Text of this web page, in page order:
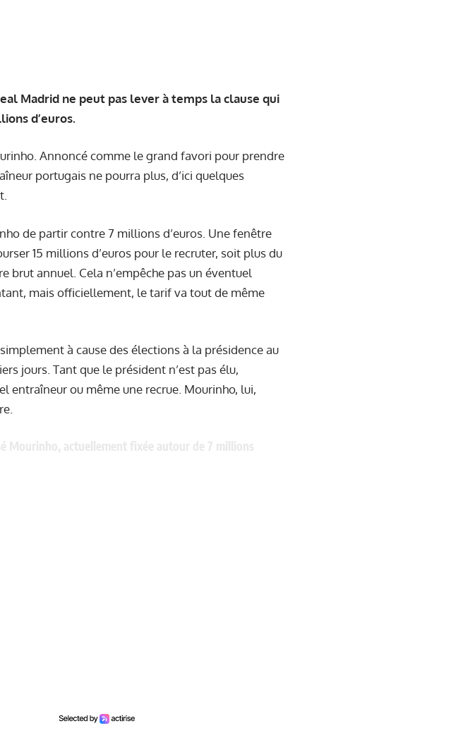
Madrid ne peut pas lever à temps la clause qui
d’euros.
Annoncé comme le grand favori pour prendre
portugais ne pourra plus, d’ici quelques
de partir contre 7 millions d’euros. Une fenêtre
15 millions d’euros pour le recruter, soit plus du
brut annuel. Cela n’empêche pas un éventuel
mais officiellement, le tarif va tout de même
à cause des élections à la présidence au
jours. Tant que le président n’est pas élu,
entraîneur ou même une recrue. Mourinho, lui,